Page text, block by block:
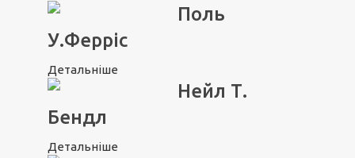
Поль
У.Ферріс
Детальніше
Нейл Т.
Бендл
Детальніше